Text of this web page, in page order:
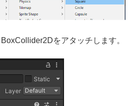
をアタッチします。